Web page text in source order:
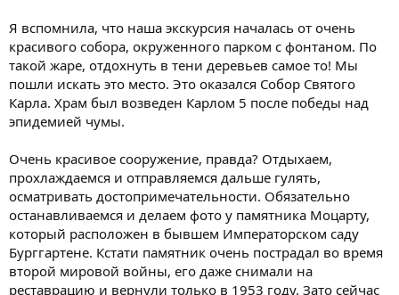
Я вспомнила, что наша экскурсия началась от очень
красивого собора, окруженного парком с фонтаном. По
такой жаре, отдохнуть в тени деревьев самое то! Мы
пошли искать это место. Это оказался Собор Святого
Карла. Храм был возведен Карлом 5 после победы над
эпидемией чумы.
Очень красивое сооружение, правда? Отдыхаем,
прохлаждаемся и отправляемся дальше гулять,
осматривать достопримечательности. Обязательно
останавливаемся и делаем фото у памятника Моцарту,
который расположен в бывшем Императорском саду
Бурггартене. Кстати памятник очень пострадал во время
второй мировой войны, его даже снимали на
реставрацию и вернули только в 1953 году. Зато сейчас